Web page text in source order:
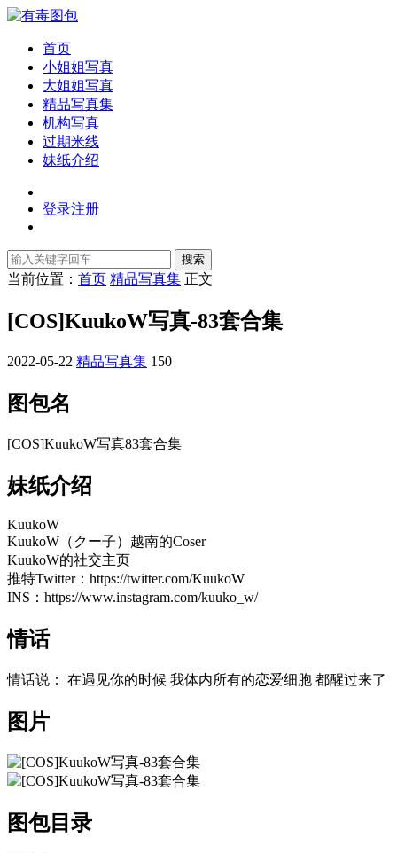
首页
小姐姐写真
大姐姐写真
精品写真集
机构写真
过期米线
妹纸介绍
登录注册
搜索
当前位置： 首页 精品写真集 正文
[COS]KuukoW写真-83套合集
2022-05-22 精品写真集 150
图包名
[COS]KuukoW写真83套合集
妹纸介绍
KuukoW
KuukoW（クー子）越南的Coser
KuukoW的社交主页
推特Twitter：https://twitter.com/KuukoW
INS：https://www.instagram.com/kuuko_w/
情话
情话说： 在遇见你的时候 我体内所有的恋爱细胞 都醒过来了
图片
图包目录